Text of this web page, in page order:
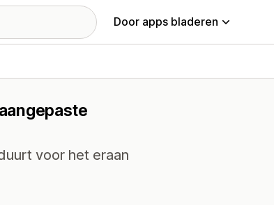
Door apps bladeren
voor het eraan